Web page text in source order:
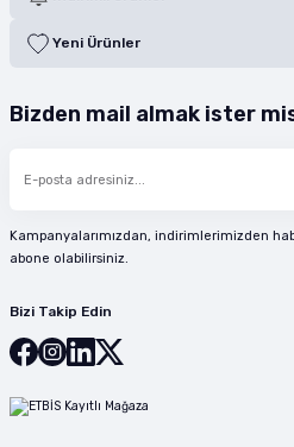
Yeni Ürünler
Bizden mail almak ister
Kampanyalarımızdan, indirimlerimizden
abone olabilirsiniz.
Bizi Takip Edin